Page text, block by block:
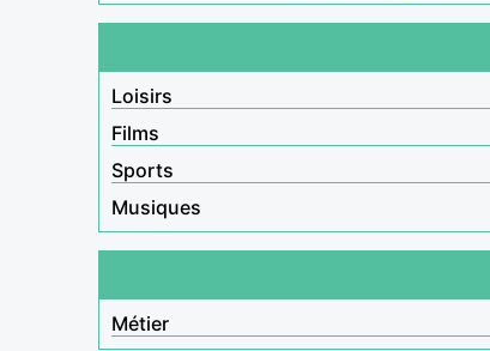
Loisirs
Films
Sports
Musiques
Métier